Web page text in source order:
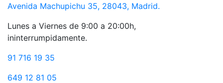
Avenida Machupichu 35, 28043, Madrid.
Lunes a Viernes de 9:00 a 20:00h,
ininterrumpidamente.
91 716 19 35
649 12 81 05